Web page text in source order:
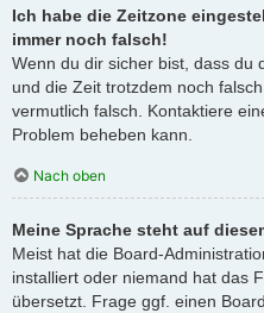
Ich habe die Zeitzone
immer noch falsch!
Wenn du dir sicher bist, dass du
und die Zeit trotzdem noch
vermutlich falsch. Kontaktiere
Problem beheben kann.
Nach oben
Meine Sprache steht auf
Meist hat die Board-
installiert oder niemand hat das
übersetzt. Frage ggf. einen